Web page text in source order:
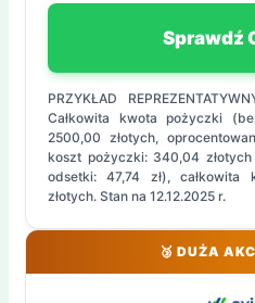
Sprawdź
PRZYKŁAD
Całkowita kwota pożyczki
2500,00 złotych,
koszt pożyczki: 340,04
odsetki: 47,74 zł),
złotych. Stan na 12.12.2025 r.
🥉 DUŻA